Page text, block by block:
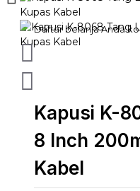
Daftar belanja Anda
Kapusi K-
8 Inch
Kabel